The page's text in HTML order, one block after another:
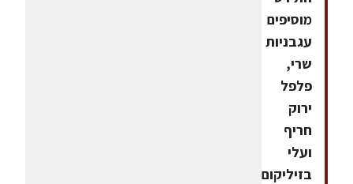
מוסיפים
עגבניות
שרי,
פלפל
ירוק
חריף
ועלי
בזיליקום.